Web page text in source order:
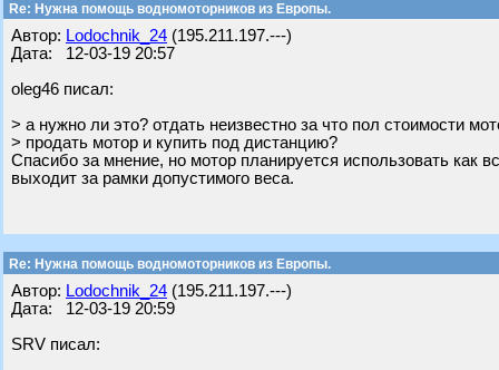
Re: Нужна помощь водномоторников из Европы.
Автор: Lodochnik_24 (195.211.197.---)
Дата: 12-03-19 20:57
oleg46 писал:
> а нужно ли это? отдать неизвестно за что пол стоимости
> продать мотор и купить под дистанцию?
Спасибо за мнение, но мотор планируется использовать как
выходит за рамки допустимого веса.
Re: Нужна помощь водномоторников из Европы.
Автор: Lodochnik_24 (195.211.197.---)
Дата: 12-03-19 20:59
SRV писал: